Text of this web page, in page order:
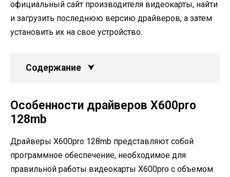
официальный сайт производителя видеокарты, найти
и загрузить последнюю версию драйверов, а затем
установить их на свое устройство.
Содержание
Особенности драйверов X600pro
128mb
Драйверы X600pro 128mb представляют собой
программное обеспечение, необходимое для
правильной работы видеокарты X600pro с объемом